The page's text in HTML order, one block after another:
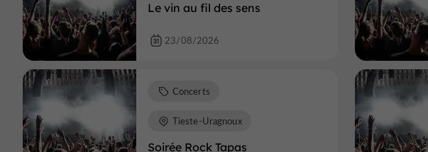
Le vin au fil des sens
23/08/2026
Soirée Rock Tapas
Concerts
Tieste-Uragnoux